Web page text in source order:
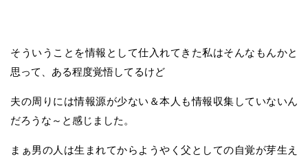
そういうことを情報として仕入れてきた私はそんなもんかと
思って、ある程度覚悟してるけど
夫の周りには情報源が少ない＆本人も情報収集していないん
だろうな～と感じました。
まぁ男の人は生まれてからようやく父としての自覚が芽生え